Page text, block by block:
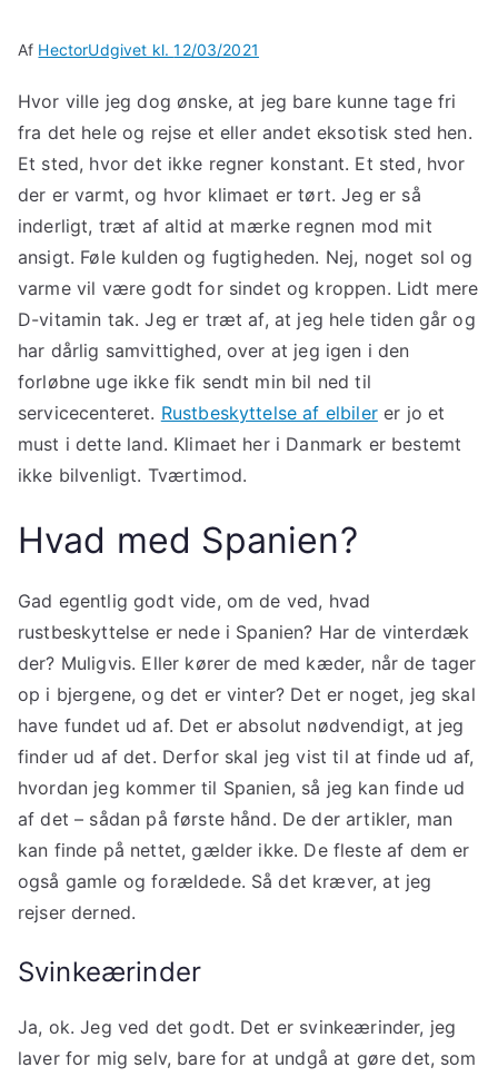
Af HectorUdgivet kl.12/03/2021
Hvor ville jeg dog ønske, at jeg bare kunne tage fri
fra det hele og rejse et eller andet eksotisk sted hen.
Et sted, hvor det ikke regner konstant. Et sted, hvor
der er varmt, og hvor klimaet er tørt. Jeg er så
inderligt, træt af altid at mærke regnen mod mit
ansigt. Føle kulden og fugtigheden. Nej, noget sol og
varme vil være godt for sindet og kroppen. Lidt mere
D-vitamin tak. Jeg er træt af, at jeg hele tiden går og
har dårlig samvittighed, over at jeg igen i den
forløbne uge ikke fik sendt min bil ned til
servicecenteret. Rustbeskyttelse af elbilerer jo et
must i dette land. Klimaet her i Danmark er bestemt
ikke bilvenligt. Tværtimod.
Hvad med Spanien?
Gad egentlig godt vide, om de ved, hvad
rustbeskyttelse er nede i Spanien? Har de vinterdæk
der? Muligvis. Eller kører de med kæder, når de tager
op i bjergene, og det er vinter? Det er noget, jeg skal
have fundet ud af. Det er absolut nødvendigt, at jeg
finder ud af det. Derfor skal jeg vist til at finde ud af,
hvordan jeg kommer til Spanien, så jeg kan finde ud
af det – sådan på første hånd. De der artikler, man
kan finde på nettet, gælder ikke. De fleste af dem er
også gamle og forældede. Så det kræver, at jeg
rejser derned.
Svinkeærinder
Ja, ok. Jeg ved det godt. Det er svinkeærinder, jeg
laver for mig selv, bare for at undgå at gøre det, som